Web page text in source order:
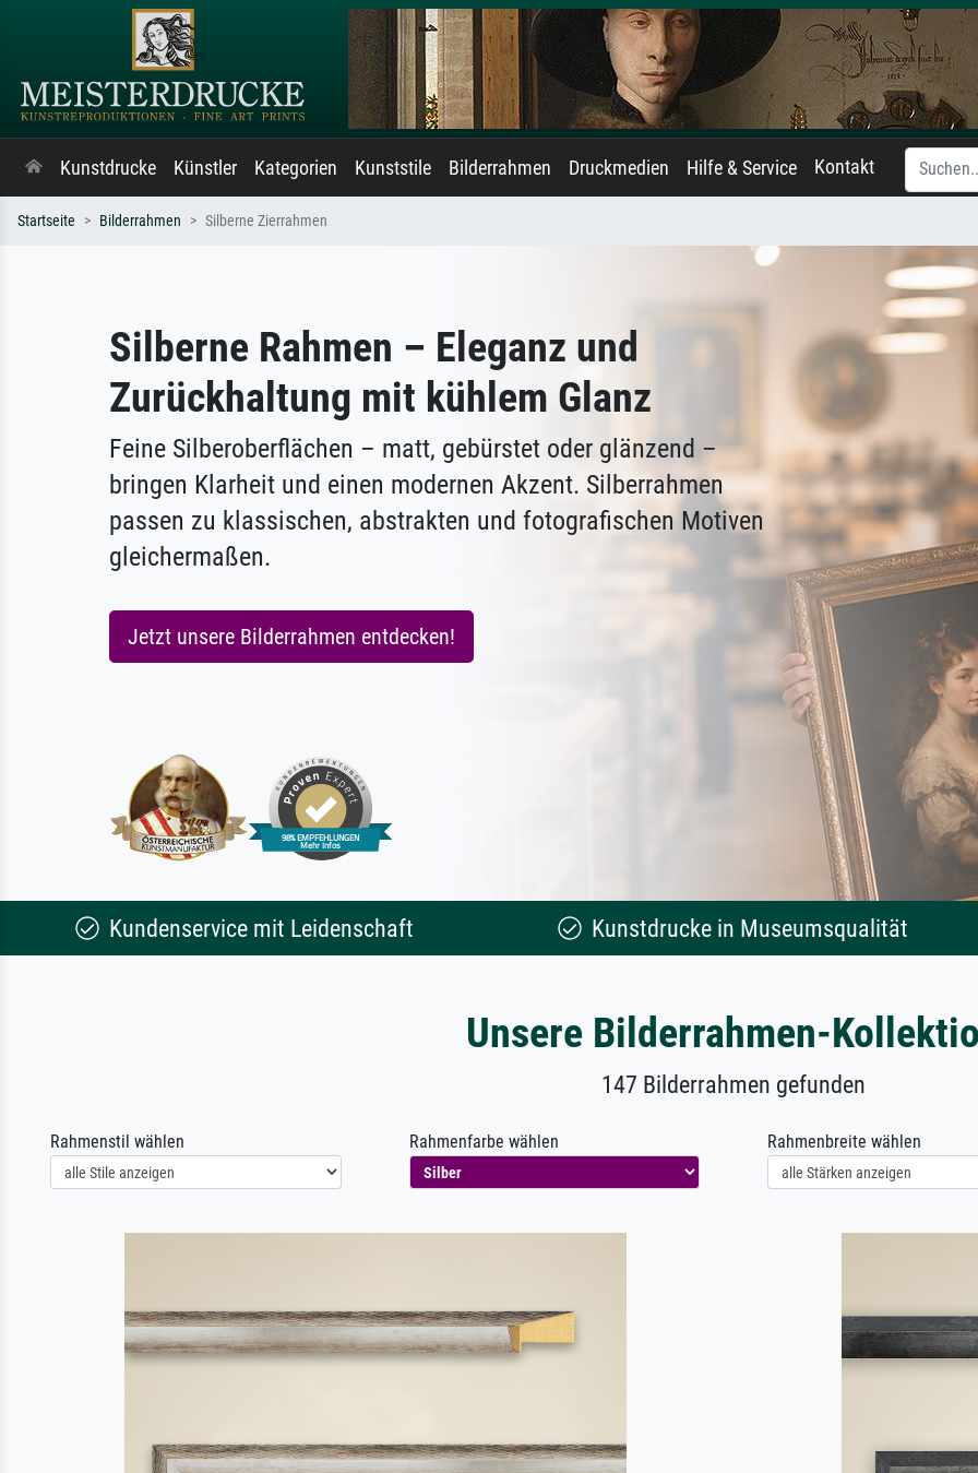
Kunstdrucke Künstler Kategorien Kunststile Bilderrahmen Druckmedien Hilfe & Service Kontakt
Startseite Bilderrahmen Silberne Zierrahmen
Silberne Rahmen – Eleganz und
Zurückhaltung mit kühlem Glanz
Feine Silberoberflächen – matt, gebürstet oder glänzend –
bringen Klarheit und einen modernen Akzent. Silberrahmen
passen zu klassischen, abstrakten und fotografischen Motiven
gleichermaßen.
Jetzt unsere Bilderrahmen entdecken!
Kundenservice mit Leidenschaft Kunstdrucke in Museumsqualität
Unsere Bilderrahmen-
147 Bilderrahmen gefunden
Rahmenstil wählen Rahmenfarbe wählen Rahmenbreite wählen